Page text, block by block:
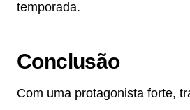
temporada.
Conclusão
Com uma protagonista forte,